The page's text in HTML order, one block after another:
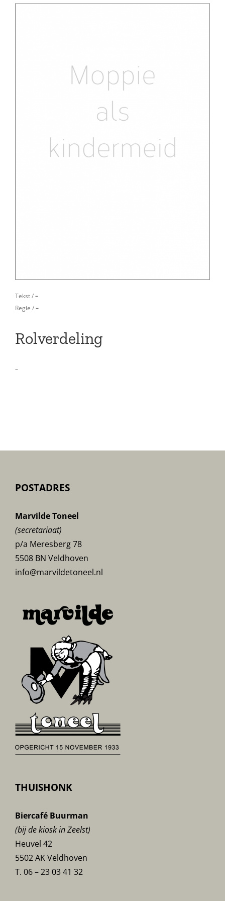
Tekst /–
Regie /–
Rolverdeling
–
POSTADRES
Marvilde Toneel
(secretariaat)
p/a Meresberg 78
5508 BN Veldhoven
info@marvildetoneel.nl
THUISHONK
Biercafé Buurman
(bij de kiosk in Zeelst)
Heuvel 42
5502 AK Veldhoven
T. 06 – 23 03 41 32